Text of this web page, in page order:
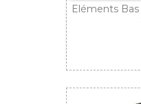
Eléments